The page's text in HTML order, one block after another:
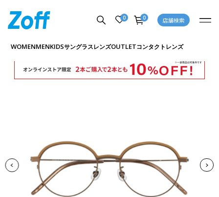
0 0 店舗検索
WOMENMENKIDSサングラスレンズOUTLETコンタクトレンズ
商品詳細ページへ